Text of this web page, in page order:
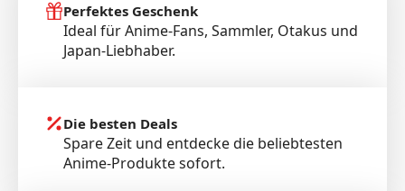
Perfektes Geschenk
Ideal für Anime-Fans, Sammler, Otakus und
Japan-Liebhaber.
Die besten Deals
Spare Zeit und entdecke die beliebtesten
Anime-Produkte sofort.